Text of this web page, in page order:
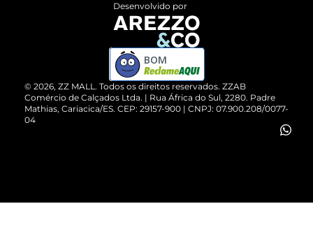
ZZ MALL é confiável
Cartão Presente
Vendas Corporativas
Devolução do Produto
Compre pelo WhatsApp
© 2026, ZZ MALL. Todos os direitos reservados. ZZAB
Comércio de Calçados Ltda. | Rua África do Sul, 2280. Padre
Mathias, Cariacica/ES. CEP: 29157-900 | CNPJ: 07.900.208/0077-
04
Desenvolvido por
BOM